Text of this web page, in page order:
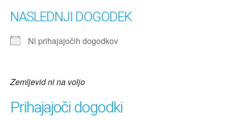
NASLEDNJI DOGODEK
Ni prihajajočih dogodkov
Zemljevid ni na voljo
Prihajajoči dogodki